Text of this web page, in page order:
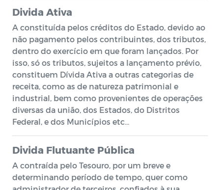
Divida Ativa
A constituída pelos créditos do Estado, devido ao
não pagamento pelos contribuintes, dos tributos,
dentro do exercício em que foram lançados. Por
isso, só os tributos, sujeitos a lançamento prévio,
constituem Dívida Ativa a outras categorias de
receita, como as de natureza patrimonial e
industrial, bem como provenientes de operações
diversas da união, dos Estados, do Distritos
Federal, e dos Municípios etc…
Divida Flutuante Pública
A contraída pelo Tesouro, por um breve e
determinando período de tempo, quer como